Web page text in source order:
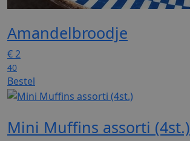
Amandelbroodje
€2
40
Bestel
Mini Muffins assorti (4st.)